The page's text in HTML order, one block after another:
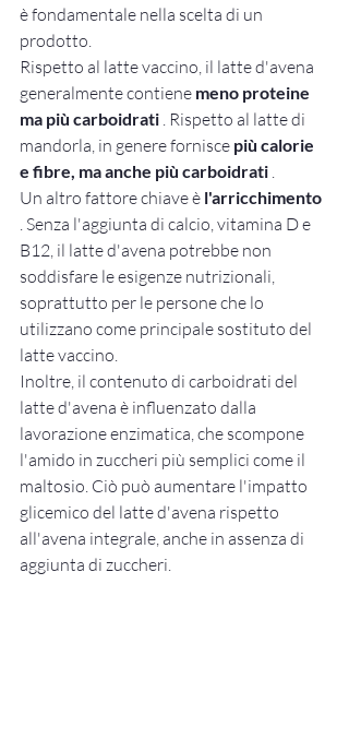
è fondamentale nella scelta di un
prodotto.
Rispetto al latte vaccino, il latte d'avena
generalmente contiene meno proteine
ma più carboidrati . Rispetto al latte di
mandorla, in genere fornisce più calorie
e fibre, ma anche più carboidrati .
Un altro fattore chiave è l'arricchimento
. Senza l'aggiunta di calcio, vitamina D e
B12, il latte d'avena potrebbe non
soddisfare le esigenze nutrizionali,
soprattutto per le persone che lo
utilizzano come principale sostituto del
latte vaccino.
Inoltre, il contenuto di carboidrati del
latte d'avena è influenzato dalla
lavorazione enzimatica, che scompone
l'amido in zuccheri più semplici come il
maltosio. Ciò può aumentare l'impatto
glicemico del latte d'avena rispetto
all'avena integrale, anche in assenza di
aggiunta di zuccheri.